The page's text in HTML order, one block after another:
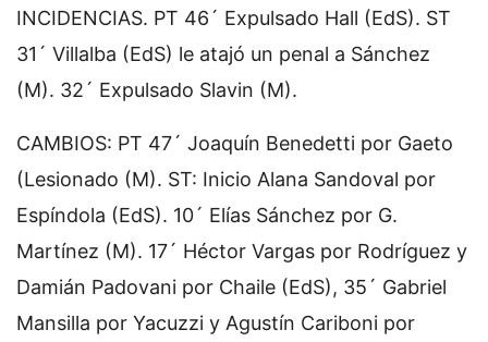
INCIDENCIAS. PT 46´ Expulsado Hall (EdS). ST
31´ Villalba (EdS) le atajó un penal a Sánchez
(M). 32´ Expulsado Slavin (M).
CAMBIOS: PT 47´ Joaquín Benedetti por Gaeto
(Lesionado (M). ST: Inicio Alana Sandoval por
Espíndola (EdS). 10´ Elías Sánchez por G.
Martínez (M). 17´ Héctor Vargas por Rodríguez y
Damián Padovani por Chaile (EdS), 35´ Gabriel
Mansilla por Yacuzzi y Agustín Cariboni por